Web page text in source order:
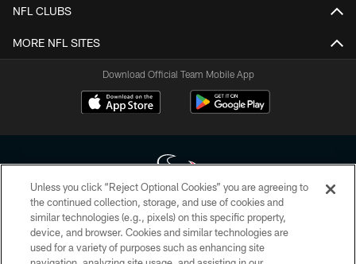
NFL CLUBS
MORE NFL SITES
Download Official Team Mobile App
Copyright © 2026 Houston Texans. All rights reserved. No portion of
HoustonTexans.com may be duplicated, redistributed or manipulated in any
form. By accessing any information beyond this page, you agree to abide by
the HoustonTexans.com Privacy Policy, Code of Conduct, and Terms and
Unless you click “Reject Optional Cookies” you are agreeing to
the continued collection, storage, and use of cookies and
similar technologies (e.g., pixels) on this specific property,
device, and browser. Cookies and similar technologies are
used for a variety of purposes such as enhancing site